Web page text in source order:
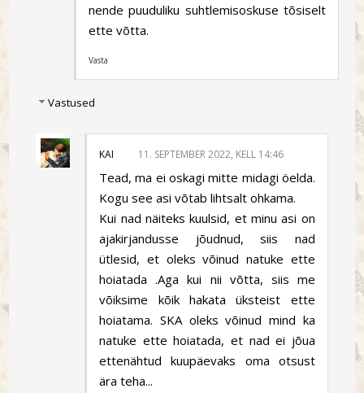
nende puuduliku suhtlemisoskuse tõsiselt
ette võtta.
Vasta
Vastused
KAI 11. SEPTEMBER 2022, KELL 14:46
Tead, ma ei oskagi mitte midagi öelda.
Kogu see asi võtab lihtsalt ohkama.
Kui nad näiteks kuulsid, et minu asi on
ajakirjandusse jõudnud, siis nad
ütlesid, et oleks võinud natuke ette
hoiatada .Aga kui nii võtta, siis me
võiksime kõik hakata üksteist ette
hoiatama. SKA oleks võinud mind ka
natuke ette hoiatada, et nad ei jõua
ettenähtud kuupäevaks oma otsust
ära teha...